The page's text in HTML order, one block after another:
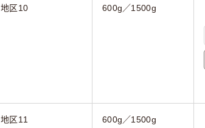
地区10 600g／1500g
地区11 600g／1500g